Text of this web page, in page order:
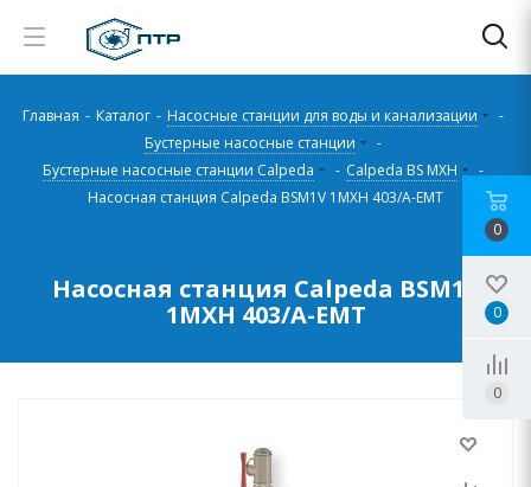
Главная - Каталог - Насосные станции для воды и канализации
-
Бустерные насосные станции
-
Бустерные насосные станции Calpeda
- Calpeda BS MXH
-
Насосная станция Calpeda BSM1V 1MXH 403/A-EMT
Насосная станция Calpeda BSM1V
1MXH 403/A-EMT
0
0
0